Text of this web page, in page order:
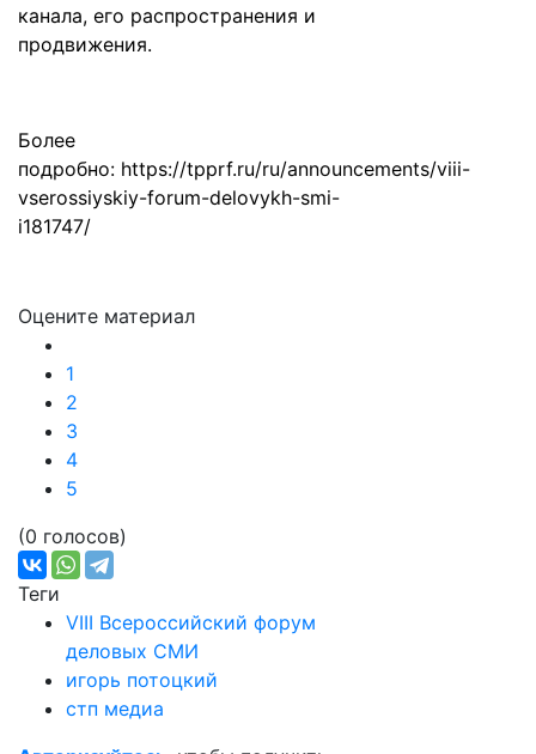
канала, его распространения и
продвижения.
Более
подробно: https://tpprf.ru/ru/announcements/viii-
vserossiyskiy-forum-delovykh-smi-
i181747/
Оцените материал
1
2
3
4
5
(0 голосов)
Теги
VIII Всероссийский форум
деловых СМИ
игорь потоцкий
стп медиа